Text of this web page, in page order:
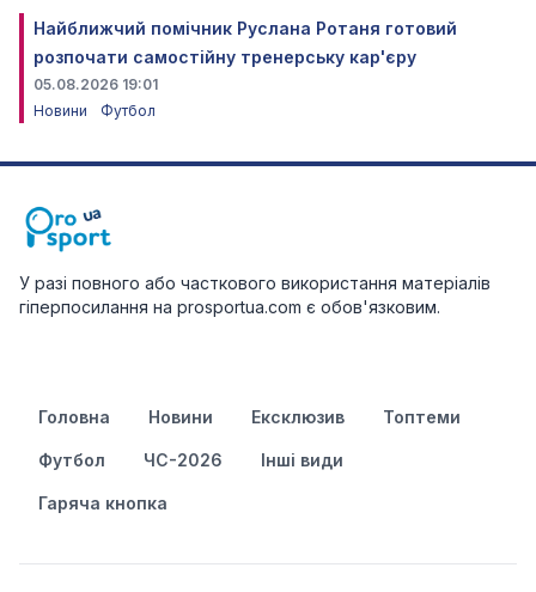
Найближчий помічник Руслана Ротаня готовий
розпочати самостійну тренерську кар'єру
05.08.2026 19:01
Новини
Футбол
У разі повного або часткового використання матеріалів
гіперпосилання на prosportua.com є обов'язковим.
Головна Новини Ексклюзив Топтеми
Футбол ЧС-2026 Інші види
Гаряча кнопка